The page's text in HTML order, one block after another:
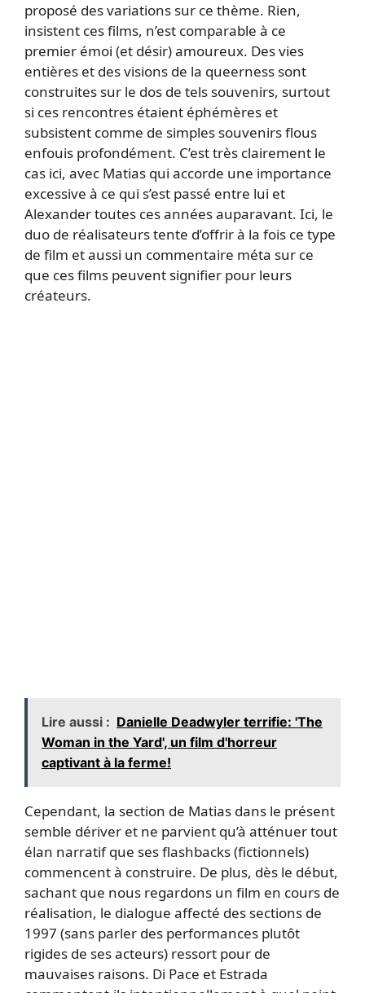
proposé des variations sur ce thème. Rien,
insistent ces films, n’est comparable à ce
premier émoi (et désir) amoureux. Des vies
entières et des visions de la queerness sont
construites sur le dos de tels souvenirs, surtout
si ces rencontres étaient éphémères et
subsistent comme de simples souvenirs flous
enfouis profondément. C’est très clairement le
cas ici, avec Matias qui accorde une importance
excessive à ce qui s’est passé entre lui et
Alexander toutes ces années auparavant. Ici, le
duo de réalisateurs tente d’offrir à la fois ce type
de film et aussi un commentaire méta sur ce
que ces films peuvent signifier pour leurs
créateurs.
Lire aussi : Danielle Deadwyler terrifie: 'The
Woman in the Yard', un film d'horreur
captivant à la ferme!
Cependant, la section de Matias dans le présent
semble dériver et ne parvient qu’à atténuer tout
élan narratif que ses flashbacks (fictionnels)
commencent à construire. De plus, dès le début,
sachant que nous regardons un film en cours de
réalisation, le dialogue affecté des sections de
1997 (sans parler des performances plutôt
rigides de ses acteurs) ressort pour de
mauvaises raisons. Di Pace et Estrada